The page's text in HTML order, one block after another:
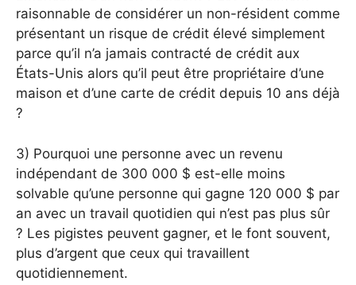
raisonnable de considérer un non-résident comme
présentant un risque de crédit élevé simplement
parce qu’il n’a jamais contracté de crédit aux
États-Unis alors qu’il peut être propriétaire d’une
maison et d’une carte de crédit depuis 10 ans déjà
?
3) Pourquoi une personne avec un revenu
indépendant de 300 000 $ est-elle moins
solvable qu’une personne qui gagne 120 000 $ par
an avec un travail quotidien qui n’est pas plus sûr
? Les pigistes peuvent gagner, et le font souvent,
plus d’argent que ceux qui travaillent
quotidiennement.